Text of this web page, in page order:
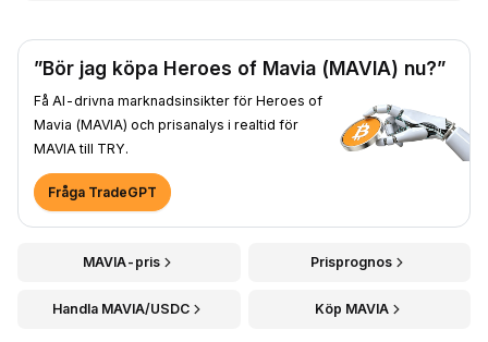
”Bör jag köpa Heroes of Mavia (MAVIA) nu?”
Få AI-drivna marknadsinsikter för Heroes of
Mavia (MAVIA) och prisanalys i realtid för
MAVIA till TRY.
Fråga TradeGPT
MAVIA-pris Prisprognos
Handla MAVIA/USDC Köp MAVIA